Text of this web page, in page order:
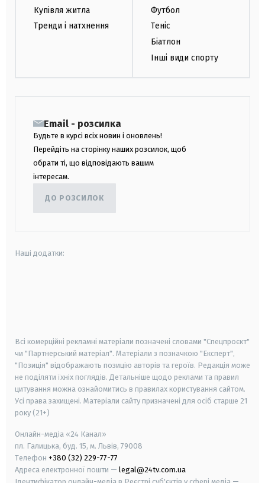
Купівля житла
Тренди і натхнення
Футбол
Теніс
Біатлон
Інші види спорту
Email - розсилка
Будьте в курсі всіх новин і оновлень!
Перейдіть на сторінку наших розсилок, щоб
обрати ті, що відповідають вашим
інтересам.
ДО РОЗСИЛОК
Наші додатки:
Всі комерційні рекламні матеріали позначені словами "Спецпроєкт"
чи "Партнерський матеріал". Матеріали з позначкою "Експерт",
"Позиція" відображають позицію авторів та героїв. Редакція може
не поділяти їхніх поглядів. Детальніше щодо реклами та правил
цитування можна ознайомитись в правилах користування сайтом.
Усі права захищені. Матеріали сайту призначені для осіб старше 21
року (21+)
Онлайн-медіа «24 Канал»
пл. Галицька, буд. 15, м. Львів, 79008
Телефон +380 (32) 229-77-77
Адреса електронної пошти — legal@24tv.com.ua